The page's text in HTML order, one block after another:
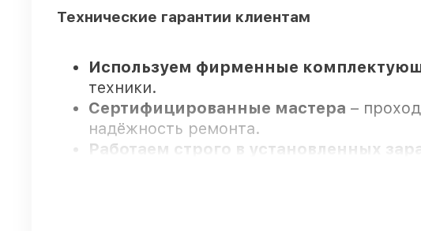
Технические гарантии клиентам
Используем фирменные
техники.
Сертифицированные мастера –
надёжность ремонта.
Работаем строго в установленных